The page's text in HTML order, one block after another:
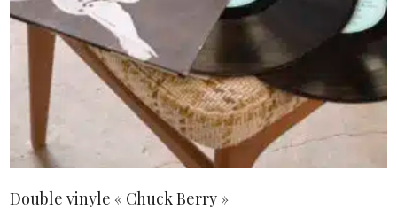
Double vinyle « Chuck Berry »